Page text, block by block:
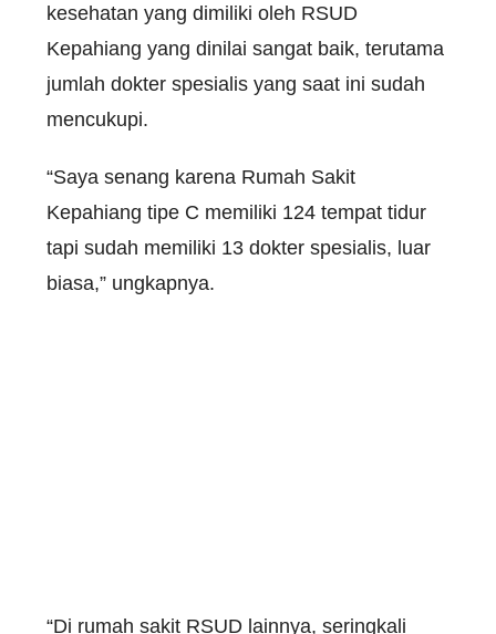
kesehatan yang dimiliki oleh RSUD
Kepahiang yang dinilai sangat baik, terutama
jumlah dokter spesialis yang saat ini sudah
mencukupi.
“Saya senang karena Rumah Sakit
Kepahiang tipe C memiliki 124 tempat tidur
tapi sudah memiliki 13 dokter spesialis, luar
biasa,” ungkapnya.
“Di rumah sakit RSUD lainnya, seringkali